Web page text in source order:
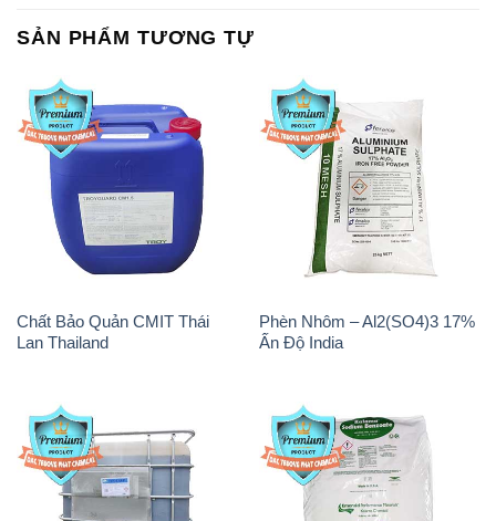
SẢN PHẨM TƯƠNG TỰ
Chất Bảo Quản CMIT Thái
Lan Thailand
Phèn Nhôm – Al2(SO4)3 17%
Ấn Độ India